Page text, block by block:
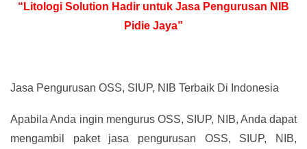
“Litologi Solution Hadir untuk Jasa Pengurusan NIB
Pidie Jaya”
Jasa Pengurusan OSS, SIUP, NIB Terbaik Di Indonesia
Apabila Anda ingin mengurus OSS, SIUP, NIB, Anda dapat
mengambil paket jasa pengurusan OSS, SIUP, NIB,